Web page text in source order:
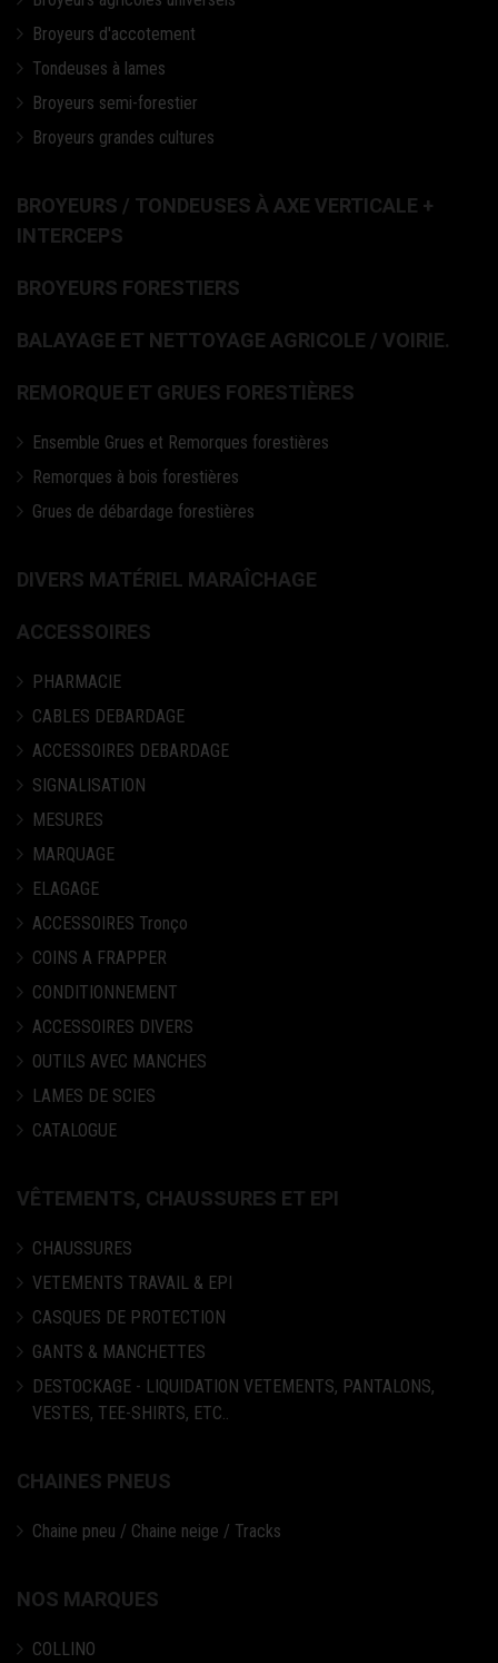
Broyeurs d'accotement
Tondeuses à lames
Broyeurs semi-forestier
Broyeurs grandes cultures
BROYEURS / TONDEUSES À AXE VERTICALE +
INTERCEPS
BROYEURS FORESTIERS
BALAYAGE ET NETTOYAGE AGRICOLE / VOIRIE.
REMORQUE ET GRUES FORESTIÈRES
Ensemble Grues et Remorques forestières
Remorques à bois forestières
Grues de débardage forestières
DIVERS MATÉRIEL MARAÎCHAGE
ACCESSOIRES
PHARMACIE
CABLES DEBARDAGE
ACCESSOIRES DEBARDAGE
SIGNALISATION
MESURES
MARQUAGE
ELAGAGE
ACCESSOIRES Tronço
COINS A FRAPPER
CONDITIONNEMENT
ACCESSOIRES DIVERS
OUTILS AVEC MANCHES
LAMES DE SCIES
CATALOGUE
VÊTEMENTS, CHAUSSURES ET EPI
CHAUSSURES
VETEMENTS TRAVAIL & EPI
CASQUES DE PROTECTION
GANTS & MANCHETTES
DESTOCKAGE - LIQUIDATION VETEMENTS, PANTALONS,
VESTES, TEE-SHIRTS, ETC..
CHAINES PNEUS
Chaine pneu / Chaine neige / Tracks
NOS MARQUES
COLLINO